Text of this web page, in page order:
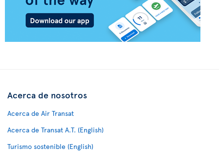
Acerca de nosotros
Acerca de Air Transat
Acerca de Transat A.T. (English)
Turismo sostenible (English)